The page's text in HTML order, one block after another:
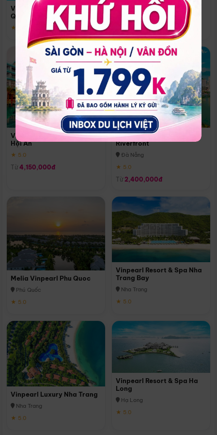
Vinpearl Resort & Spa Phu
Quoc
★ 5.0
Quoc
Phú Quốc
★ 5.0
Vinpearl Resort & Golf Nam
Hội An
★ 5.0
Từ 4,150,000đ
Melia Vinpearl Danang
Riverfront
Đà Nẵng
★ 5.0
Từ 2,400,000đ
Melia Vinpearl Phu Quoc
Phú Quốc
★ 5.0
Vinpearl Resort & Spa Nha
Trang Bay
Nha Trang
★ 5.0
Vinpearl Luxury Nha Trang
Nha Trang
★ 5.0
Vinpearl Resort & Spa Ha
Long
Hạ Long
★ 5.0